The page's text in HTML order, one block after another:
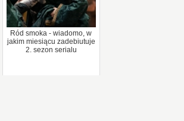
Ród smoka - wiadomo, w
jakim miesiącu zadebiutuje
2. sezon serialu